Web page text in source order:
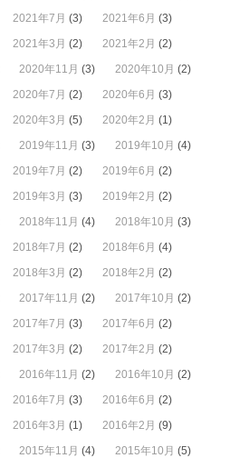
2021年7月 (3) 2021年6月 (3)
2021年3月 (2) 2021年2月 (2)
2020年11月 (3) 2020年10月 (2)
2020年7月 (2) 2020年6月 (3)
2020年3月 (5) 2020年2月 (1)
2019年11月 (3) 2019年10月 (4)
2019年7月 (2) 2019年6月 (2)
2019年3月 (3) 2019年2月 (2)
2018年11月 (4) 2018年10月 (3)
2018年7月 (2) 2018年6月 (4)
2018年3月 (2) 2018年2月 (2)
2017年11月 (2) 2017年10月 (2)
2017年7月 (3) 2017年6月 (2)
2017年3月 (2) 2017年2月 (2)
2016年11月 (2) 2016年10月 (2)
2016年7月 (3) 2016年6月 (2)
2016年3月 (1) 2016年2月 (9)
2015年11月 (4) 2015年10月 (5)